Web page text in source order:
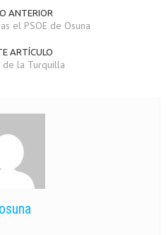
ANTERIOR
el PSOE de Osuna
ARTÍCULO
de la Turquilla